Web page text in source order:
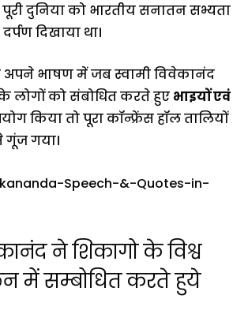
पूरी दुनिया को भारतीय सनातन सभ्यता
दिखाया था।
अपने भाषण में जब स्वामी विवेकानंद
लोगों को संबोधित करते हुए भाइयों एवं
किया तो पूरा कॉन्फ्रेंस हॉल तालियों
गूंज गया।
ने शिकागो के विश्व
में सम्बोधित करते हुये